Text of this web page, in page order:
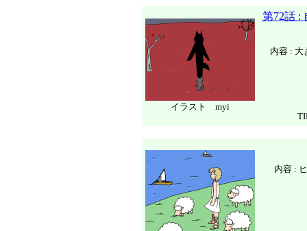
イラスト myi
第72話 :
内容 : 大
内容 :